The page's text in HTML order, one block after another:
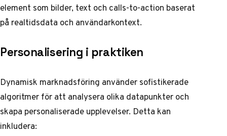
element som bilder, text och calls-to-action baserat
på realtidsdata och användarkontext.
Personalisering i praktiken
Dynamisk marknadsföring använder sofistikerade
algoritmer för att analysera olika datapunkter och
skapa personaliserade upplevelser. Detta kan
inkludera: